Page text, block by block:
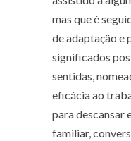
mas que é
de adaptação e
significados
sentidas,
eficácia ao
para descansar
familiar,